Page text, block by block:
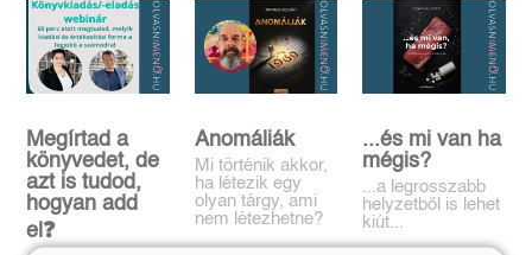
Megírtad a
könyvedet, de
azt is tudod,
hogyan add
el❓️
Anomáliák
Mi történik akkor,
ha létezik egy
olyan tárgy, ami
nem létezhetne?
...és mi van ha
mégis?
...a legrosszabb
helyzetből is lehet
kiút...